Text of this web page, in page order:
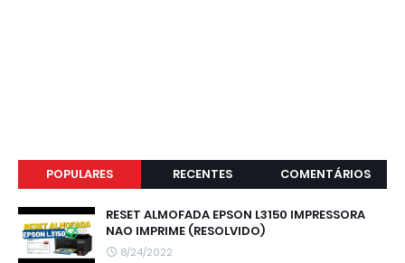
POPULARES RECENTES COMENTÁRIOS
RESET ALMOFADA EPSON L3150 IMPRESSORA
NAO IMPRIME (RESOLVIDO)
8/24/2022